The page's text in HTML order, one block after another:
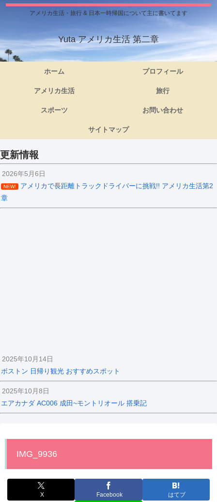
アメリカ生活・旅行 & 日本一時帰国について主に書いてます
Yuta アメリカ生活 第二章
ホーム プロフィール
アメリカ生活 旅行
スポーツ お問い合わせ
サイトマップ
更新情報
2026年5月6日
NEW!
アメリカで長距離トラックドライバーに挑戦!! アメリカ生活第2
章
2025年10月14日
ボストン 日帰り観光 おすすめスポット
2025年10月8日
エアカナダ AC006 成田~モントリオール 搭乗記
IMG_9936
X Facebook はてブ